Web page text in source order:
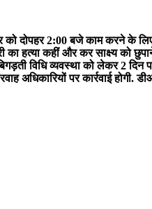
दोपहर 2:00 बजे काम करने के
का हत्या कहीं और कर साक्ष्य
विधि व्यवस्था को लेकर 2
अधिकारियों पर कार्रवाई